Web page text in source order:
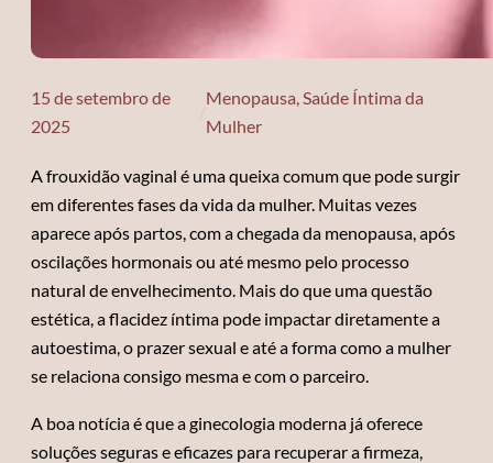
15 de setembro de
2025
/
Menopausa Saúde Íntima da
Mulher
A frouxidão vaginal é uma queixa comum que pode surgir
em diferentes fases da vida da mulher. Muitas vezes
aparece após partos, com a chegada da menopausa, após
oscilações hormonais ou até mesmo pelo processo
natural de envelhecimento. Mais do que uma questão
estética, a flacidez íntima pode impactar diretamente a
autoestima, o prazer sexual e até a forma como a mulher
se relaciona consigo mesma e com o parceiro.
A boa notícia é que a ginecologia moderna já oferece
soluções seguras e eficazes para recuperar a firmeza,